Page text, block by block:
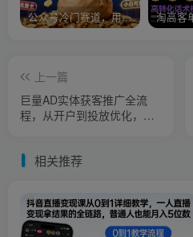
公众号冷门赛道，用AI做情感漫画，7天开通流量主，操作简单，小白可玩
上一篇
巨量AD实体获客推广全流
程，从开户到投放优化，本
相关推荐